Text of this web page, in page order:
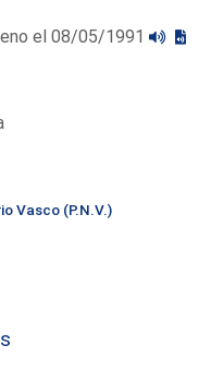
el 08/05/1991
Vasco (P.N.V.)